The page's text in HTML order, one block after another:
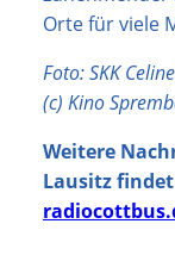
Orte für viele
Foto: SKK
(c) Kino
Weitere
Lausitz